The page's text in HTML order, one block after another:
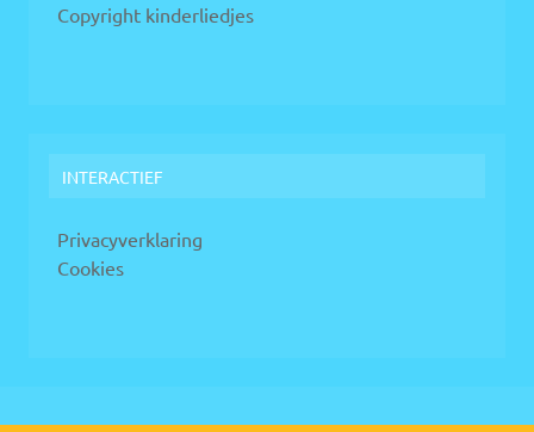
Copyright kinderliedjes
INTERACTIEF
Privacyverklaring
Cookies